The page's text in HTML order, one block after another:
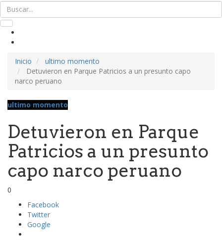
Inicio
ultimo momento
Detuvieron en Parque Patricios a un presunto capo
narco peruano
ultimo momento
Detuvieron en Parque
Patricios a un presunto
capo narco peruano
0
Facebook
Twitter
Google